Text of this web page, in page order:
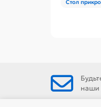
Стол
наши